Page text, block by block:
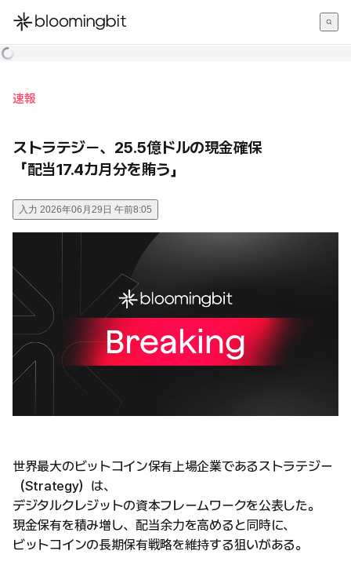
한국어
速報
ストラテジー、25.5億ドルの現金確保
「配当17.4カ月分を賄う」
入力 2026年06月29日 午前8:05
世界最大のビットコイン保有上場企業であるストラテジー
（Strategy）は、
デジタルクレジットの資本フレームワークを公表した。
現金保有を積み増し、配当余力を高めると同時に、
ビットコインの長期保有戦略を維持する狙いがある。